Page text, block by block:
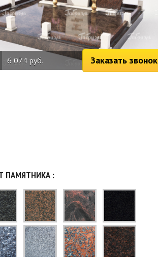
6 074 руб. Заказать звонок
ПАМЯТНИКА :